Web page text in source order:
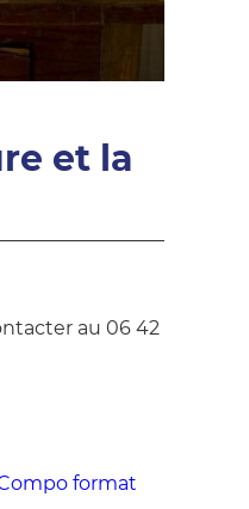
et la
au 06 42
format